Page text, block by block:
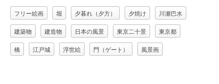
フリー絵画 堀 夕暮れ（夕方） 夕焼け 川瀬巴水
建築物 建造物 日本の風景 東京二十景 東京都
橋 江戸城 浮世絵 門（ゲート） 風景画